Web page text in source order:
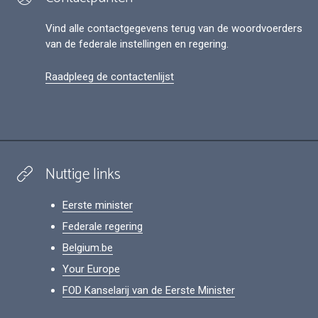
Vind alle contactgegevens terug van de woordvoerders
van de federale instellingen en regering.
Raadpleeg de contactenlijst
Nuttige links
Eerste minister
Federale regering
Belgium.be
Your Europe
FOD Kanselarij van de Eerste Minister